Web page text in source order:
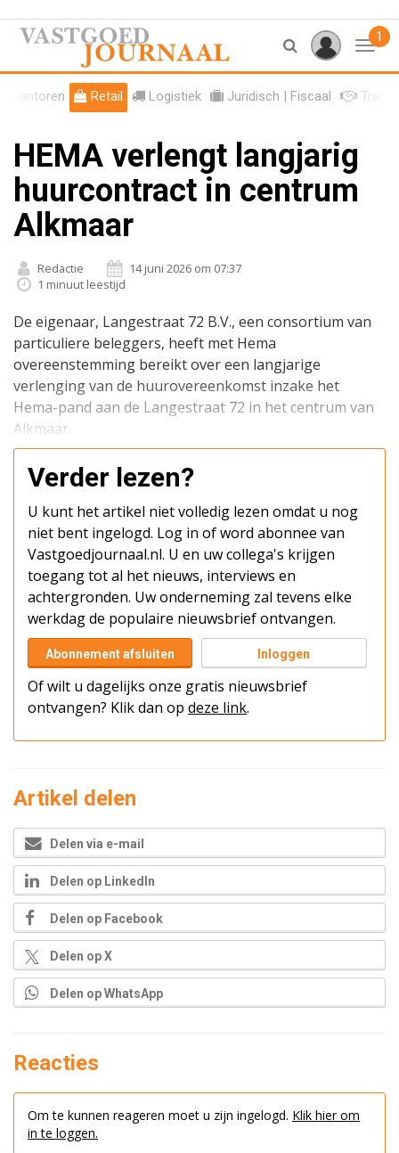
1
Kantoren Retail Logistiek Juridisch | Fiscaal
HEMA verlengt langjarig
huurcontract in centrum
Alkmaar
Redactie
14 juni 2026 om 07:37
1 minuut leestijd
De eigenaar, Langestraat 72 B.V., een consortium van
particuliere beleggers, heeft met Hema
overeenstemming bereikt over een langjarige
verlenging van de huurovereenkomst inzake het
Hema-pand aan de Langestraat 72 in het centrum van
Alkmaar.
Verder lezen?
U kunt het artikel niet volledig lezen omdat u nog
niet bent ingelogd. Log in of word abonnee van
Vastgoedjournaal.nl. U en uw collega's krijgen
toegang tot al het nieuws, interviews en
achtergronden. Uw onderneming zal tevens elke
werkdag de populaire nieuwsbrief ontvangen.
Abonnement afsluiten Inloggen
Of wilt u dagelijks onze gratis nieuwsbrief
ontvangen? Klik dan op deze link.
Artikel delen
Delen via e-mail
Delen op LinkedIn
Delen op Facebook
Delen op X
Delen op WhatsApp
Reacties
Om te kunnen reageren moet u zijn ingelogd. Klik hier om
in te loggen.